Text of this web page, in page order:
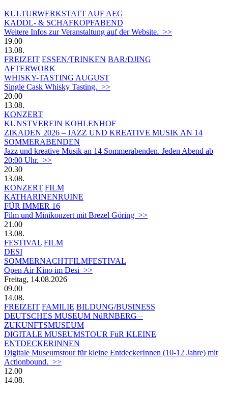
KULTURWERKSTATT AUF AEG
KADDL- & SCHAFKOPFABEND
Weitere Infos zur Veranstaltung auf der Website. >>
19.00
13.08.
FREIZEIT ESSEN/TRINKEN BAR/DJING
AFTERWORK
WHISKY-TASTING AUGUST
Single Cask Whisky Tasting. >>
20.00
13.08.
KONZERT
KUNSTVEREIN KOHLENHOF
ZIKADEN 2026 – JAZZ UND KREATIVE MUSIK AN 14
SOMMERABENDEN
Jazz und kreative Musik an 14 Sommerabenden. Jeden Abend ab
20:00 Uhr. >>
20.30
13.08.
KONZERT FILM
KATHARINENRUINE
FÜR IMMER 16
Film und Minikonzert mit Brezel Göring >>
21.00
13.08.
FESTIVAL FILM
DESI
SOMMERNACHTFILMFESTIVAL
Open Air Kino im Desi >>
Freitag, 14.08.2026
09.00
14.08.
FREIZEIT FAMILIE BILDUNG/BUSINESS
DEUTSCHES MUSEUM NüRNBERG –
ZUKUNFTSMUSEUM
DIGITALE MUSEUMSTOUR FüR KLEINE
ENTDECKERINNEN
Digitale Museumstour für kleine EntdeckerInnen (10-12 Jahre) mit
Actionbound. >>
12.00
14.08.